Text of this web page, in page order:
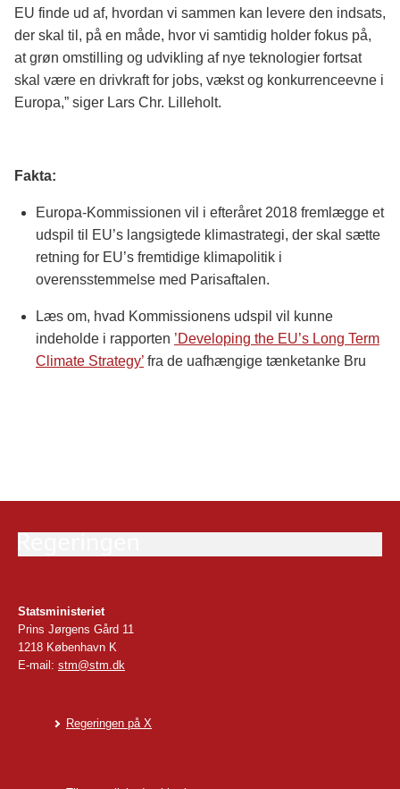
EU finde ud af, hvordan vi sammen kan levere den indsats,
der skal til, på en måde, hvor vi samtidig holder fokus på,
at grøn omstilling og udvikling af nye teknologier fortsat
skal være en drivkraft for jobs, vækst og konkurrenceevne i
Europa,” siger Lars Chr. Lilleholt.
Fakta:
Europa-Kommissionen vil i efteråret 2018 fremlægge et
udspil til EU’s langsigtede klimastrategi, der skal sætte
retning for EU’s fremtidige klimapolitik i
overensstemmelse med Parisaftalen.
Læs om, hvad Kommissionens udspil vil kunne
indeholde i rapporten ’Developing the EU’s Long Term
Climate Strategy’ fra de uafhængige tænketanke Bru
Statsministeriet
Prins Jørgens Gård 11
1218 København K
E-mail: stm@stm.dk
Regeringen på X